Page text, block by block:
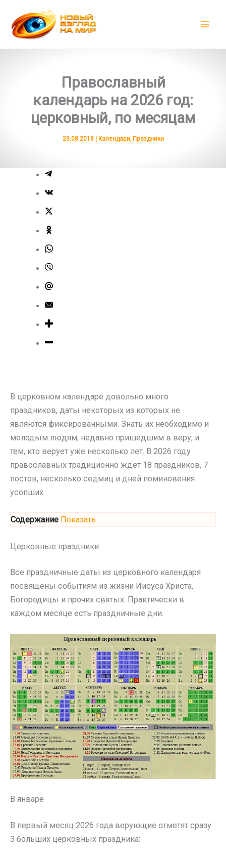
содержимому
Православный
календарь на 2026 год:
церковный, по месяцам
23.08.2018 | Календари, Праздники
В церковном календаре довольно много
праздников, даты некоторых из которых не
являются фиксированными. Знать их необходимо и
молодым людям, недавно пришедшим в веру, и
тем, кто верует уже несколько лет. В 2026 году
православных традиционно ждет 18 праздников, 7
постов, несколько седмиц и дней поминовения
усопших.
Содержание Показать
Церковные праздники
Все праздничные даты из церковного календаря
посвящены событиям из жизни Иисуса Христа,
Богородицы и прочих святых. Практически в
каждом месяце есть праздничные дни.
В январе
В первый месяц 2026 года верующие отметят сразу
3 больших церковных праздника: